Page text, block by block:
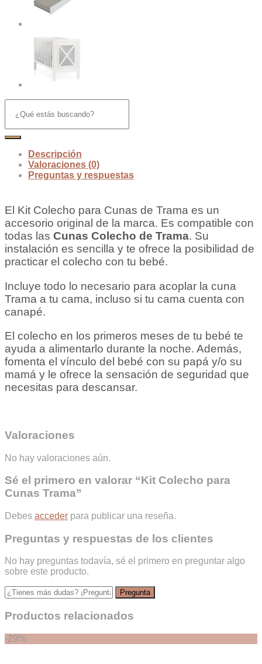
Descripción
Valoraciones (0)
Preguntas y respuestas
El Kit Colecho para Cunas de Trama es un
accesorio original de la marca. Es compatible con
todas las Cunas Colecho de Trama. Su
instalación es sencilla y te ofrece la posibilidad de
practicar el colecho con tu bebé.
Incluye todo lo necesario para acoplar la cuna
Trama a tu cama, incluso si tu cama cuenta con
canapé.
El colecho en los primeros meses de tu bebé te
ayuda a alimentarlo durante la noche. Además,
fomenta el vínculo del bebé con su papá y/o su
mamá y le ofrece la sensación de seguridad que
necesitas para descansar.
Valoraciones
No hay valoraciones aún.
Sé el primero en valorar “Kit Colecho para
Cunas Trama”
Debes acceder para publicar una reseña.
Preguntas y respuestas de los clientes
No hay preguntas todavía, sé el primero en preguntar algo
sobre este producto.
Productos relacionados
-29%